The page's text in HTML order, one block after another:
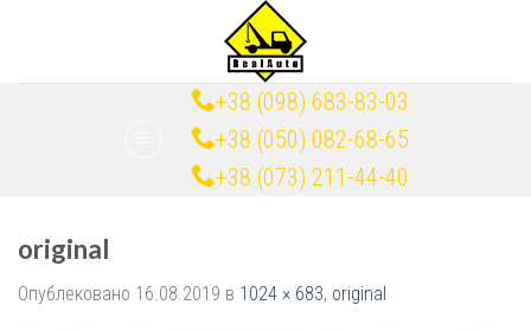
+38 (098) 683-83-03
+38 (050) 082-68-65
+38 (073) 211-44-40
original
Опублековано 16.08.2019 в 1024 × 683, original